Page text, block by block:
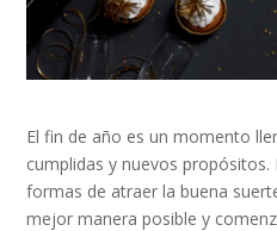
El fin de año es un momento
cumplidas y nuevos
formas de atraer la buena
mejor manera posible y